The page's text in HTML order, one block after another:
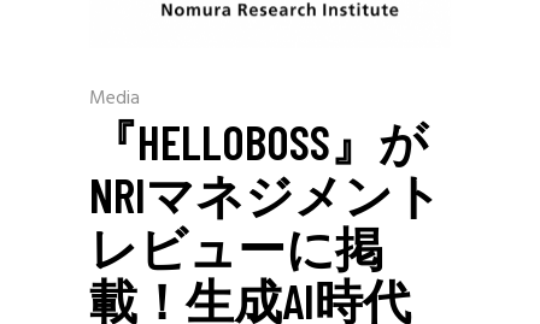
Media
『HELLOBOSS』が
NRIマネジメント
レビューに掲
載！生成AI時代